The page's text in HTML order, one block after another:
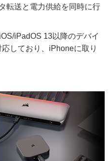
転送と電力供給を同時に行
iPadOS 13以降のデバイ
しており、iPhoneに取り